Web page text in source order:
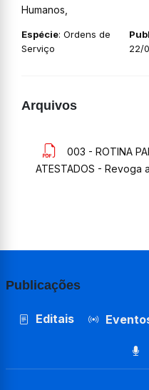
Humanos,
Espécie: Ordens de
Serviço
22/
Arquivos
003 - ROTINA
ATESTADOS - Revoga
Publicações
Editais